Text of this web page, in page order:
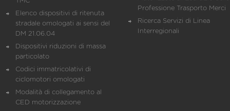
Elenco dispositivi di ritenuta
stradale omologati ai sensi del
DM 21.06.04
Dispositivi riduzioni di massa
particolato
Codici immatricolativi di
ciclomotori omologati
Modalità di collegamento al
CED motorizzazione
Professione Trasporto Merci
Ricerca Servizi di Linea
Interregionali